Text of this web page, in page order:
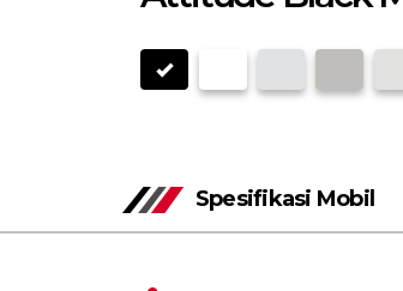
Spesifikasi Mobil